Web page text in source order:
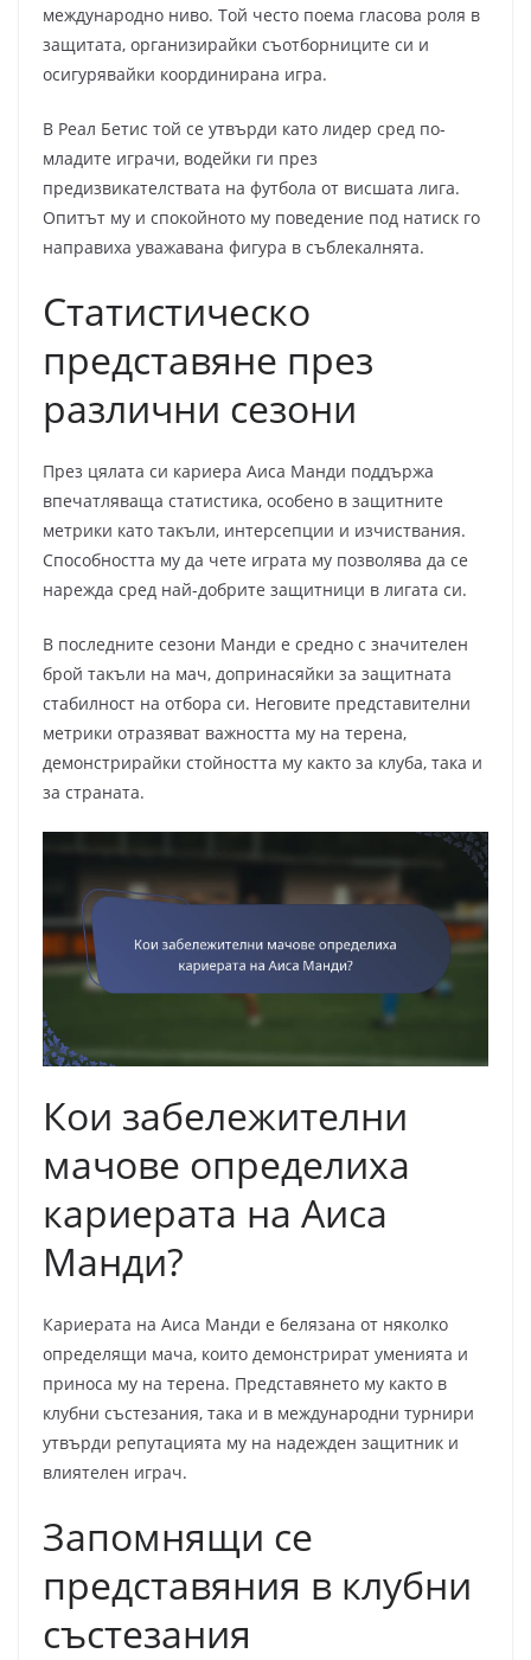
международно ниво. Той често поема гласова роля в
защитата, организирайки съотборниците си и
осигурявайки координирана игра.
В Реал Бетис той се утвърди като лидер сред по-
младите играчи, водейки ги през
предизвикателствата на футбола от висшата лига.
Опитът му и спокойното му поведение под натиск го
направиха уважавана фигура в съблекалнята.
Статистическо
представяне през
различни сезони
През цялата си кариера Аиса Манди поддържа
впечатляваща статистика, особено в защитните
метрики като такъли, интерсепции и изчиствания.
Способността му да чете играта му позволява да се
нарежда сред най-добрите защитници в лигата си.
В последните сезони Манди е средно с значителен
брой такъли на мач, допринасяйки за защитната
стабилност на отбора си. Неговите представителни
метрики отразяват важността му на терена,
демонстрирайки стойността му както за клуба, така и
за страната.
Кои забележителни
мачове определиха
кариерата на Аиса
Манди?
Кариерата на Аиса Манди е белязана от няколко
определящи мача, които демонстрират уменията и
приноса му на терена. Представянето му както в
клубни състезания, така и в международни турнири
утвърди репутацията му на надежден защитник и
влиятелен играч.
Запомнящи се
представяния в клубни
състезания